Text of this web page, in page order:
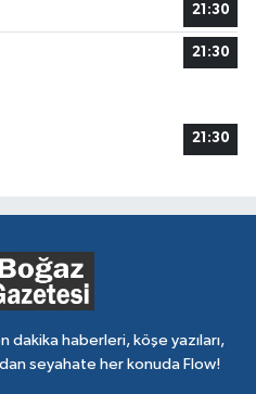
21:30
21:30
21:30
dakika haberleri, köşe yazıları,
seyahate her konuda Flow!